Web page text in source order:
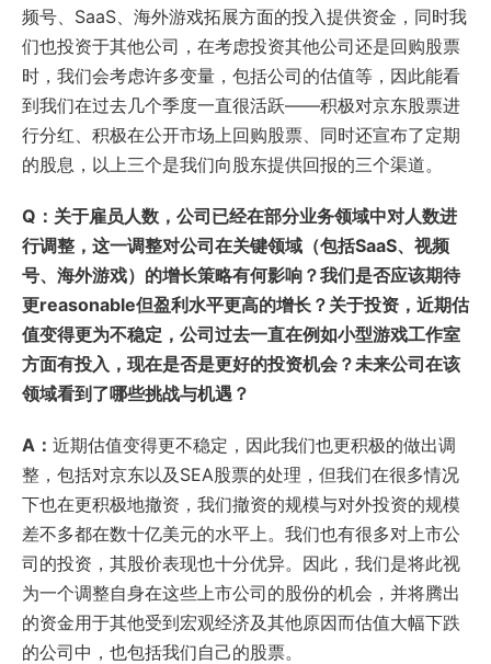
频号、SaaS、海外游戏拓展方面的投入提供资金，同时我
们也投资于其他公司，在考虑投资其他公司还是回购股票
时，我们会考虑许多变量，包括公司的估值等，因此能看
到我们在过去几个季度一直很活跃——积极对京东股票进
行分红、积极在公开市场上回购股票、同时还宣布了定期
的股息，以上三个是我们向股东提供回报的三个渠道。
Q：关于雇员人数，公司已经在部分业务领域中对人数进
行调整，这一调整对公司在关键领域（包括SaaS、视频
号、海外游戏）的增长策略有何影响？我们是否应该期待
更reasonable但盈利水平更高的增长？关于投资，近期估
值变得更为不稳定，公司过去一直在例如小型游戏工作室
方面有投入，现在是否是更好的投资机会？未来公司在该
领域看到了哪些挑战与机遇？
A： 近期估值变得更不稳定，因此我们也更积极的做出调
整，包括对京东以及SEA股票的处理，但我们在很多情况
下也在更积极地撤资，我们撤资的规模与对外投资的规模
差不多都在数十亿美元的水平上。我们也有很多对上市公
司的投资，其股价表现也十分优异。因此，我们是将此视
为一个调整自身在这些上市公司的股份的机会，并将腾出
的资金用于其他受到宏观经济及其他原因而估值大幅下跌
的公司中，也包括我们自己的股票。